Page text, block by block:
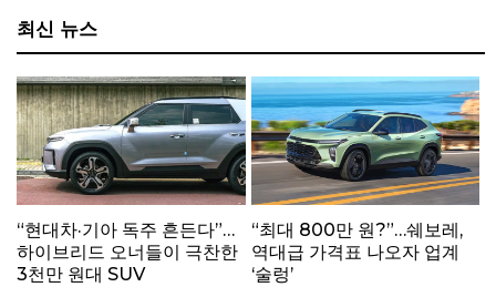
최신 뉴스
“현대차·기아 독주 흔든다”…
하이브리드 오너들이 극찬한
3천만 원대 SUV
“최대 800만 원?”…쉐보레,
역대급 가격표 나오자 업계
‘술렁’